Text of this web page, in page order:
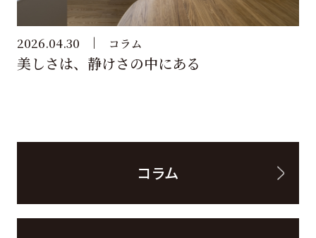
2026.04.30 コラム
美しさは、静けさの中にある
コラム